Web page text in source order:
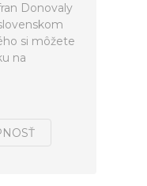
Donovaly
si môžete
na